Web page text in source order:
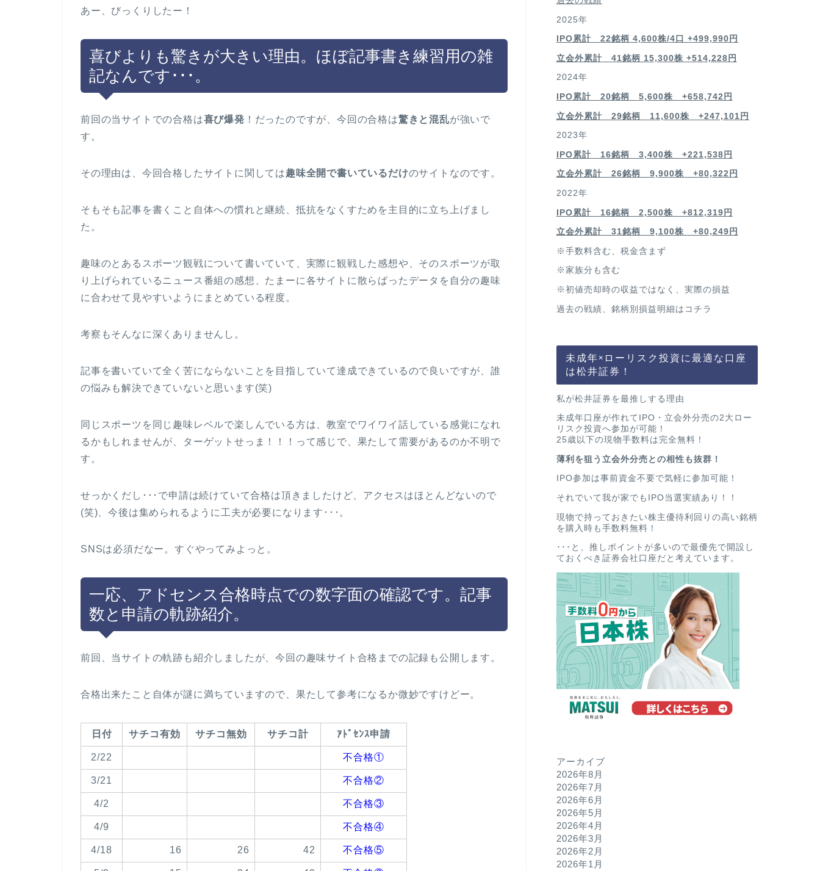
あー、びっくりしたー！
喜びよりも驚きが大きい理由。ほぼ記事書き練習用の雑
記なんです･･･。
前回の当サイトでの合格は喜び爆発 ！だったのですが、今回の合格は驚きと混乱が強いで
す。
その理由は、今回合格したサイトに関しては趣味全開で書いているだけのサイトなのです。
そもそも記事を書くこと自体への慣れと継続、抵抗をなくすためを主目的に立ち上げまし
た。
趣味のとあるスポーツ観戦について書いていて、実際に観戦した感想や、そのスポーツが取
り上げられているニュース番組の感想、たまーに各サイトに散らばったデータを自分の趣味
に合わせて見やすいようにまとめている程度。
考察もそんなに深くありませんし。
記事を書いていて全く苦にならないことを目指していて達成できているので良いですが、誰
の悩みも解決できていないと思います(笑)
同じスポーツを同じ趣味レベルで楽しんでいる方は、教室でワイワイ話している感覚になれ
るかもしれませんが、ターゲットせっま！！！って感じで、果たして需要があるのか不明で
す。
せっかくだし･･･で申請は続けていて合格は頂きましたけど、アクセスはほとんどないので
(笑)、今後は集められるように工夫が必要になります･･･。
SNSは必須だなー。すぐやってみよっと。
一応、アドセンス合格時点での数字面の確認です。記事
数と申請の軌跡紹介。
前回、当サイトの軌跡も紹介しましたが、今回の趣味サイト合格までの記録も公開します。
合格出来たこと自体が謎に満ちていますので、果たして参考になるか微妙ですけどー。
日付 サチコ有効 サチコ無効 サチコ計 ｱﾄﾞｾﾝｽ申請
2/22 不合格①
3/21 不合格②
4/2 不合格③
4/9 不合格④
4/18 16 26 42 不合格⑤
2025年
IPO累計 22銘柄 4,600株/4口 +499,990円
立会外累計 41銘柄 15,300株 +514,228円
2024年
IPO累計 20銘柄 5,600株 +658,742円
立会外累計 29銘柄 11,600株 +247,101円
2023年
IPO累計 16銘柄 3,400株 +221,538円
立会外累計 26銘柄 9,900株 +80,322円
2022年
IPO累計 16銘柄 2,500株 +812,319円
立会外累計 31銘柄 9,100株 +80,249円
※手数料含む、税金含まず
※家族分も含む
※初値売却時の収益ではなく、実際の損益
過去の戦績、銘柄別損益明細は コチラ
未成年×ローリスク投資に最適な口座
は松井証券！
私が松井証券を最推しする理由
未成年口座が作れてIPO・立会外分売の2大ロー
リスク投資へ参加が可能！
25歳以下の現物手数料は完全無料！
薄利を狙う立会外分売との相性も抜群！
IPO参加は事前資金不要で気軽に参加可能！
それでいて我が家でもIPO当選実績あり！！
現物で持っておきたい株主優待利回りの高い銘柄
を購入時も手数料無料！
･･･と、推しポイントが多いので最優先で開設し
ておくべき証券会社口座だと考えています。
アーカイブ
2026年8月
2026年7月
2026年6月
2026年5月
2026年4月
2026年3月
2026年2月
2026年1月